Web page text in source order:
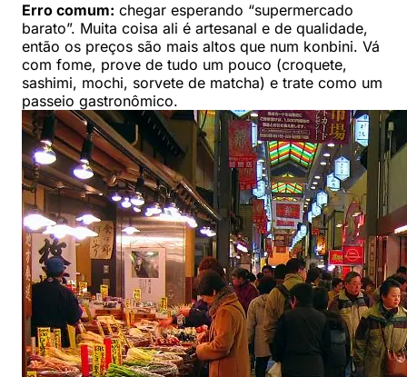
Erro comum: chegar esperando “supermercado
barato”. Muita coisa ali é artesanal e de qualidade,
então os preços são mais altos que num konbini. Vá
com fome, prove de tudo um pouco (croquete,
sashimi, mochi, sorvete de matcha) e trate como um
passeio gastronômico.